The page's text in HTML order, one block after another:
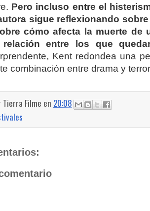
Pero incluso entre el
sigue reflexionando
cómo afecta la muerte de
entre los que
Kent redondea una
combinación entre drama y
Tierra Filme en 20:08